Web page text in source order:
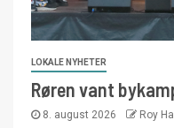
LOKALE NYHETER
Røren vant
8. august 2026 Roy